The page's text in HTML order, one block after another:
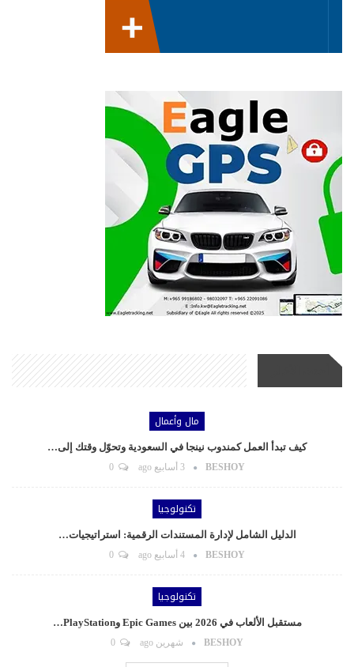
مال وأعمال
كيف تبدأ العمل كمندوب نينجا في السعودية وتحوّل وقتك إلى…
BESHOY 3 أسابيع ago
تكنولوجيا
الدليل الشامل لإدارة المستندات الرقمية: استراتيجيات…
BESHOY 4 أسابيع ago
تكنولوجيا
مستقبل الألعاب في 2026 بين Epic Games وPlayStation…
BESHOY شهرين ago